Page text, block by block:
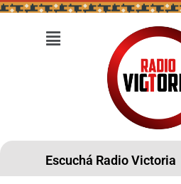
Escuchá Radio Victoria